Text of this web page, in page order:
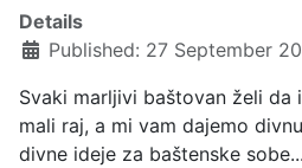
Details
Published: 27 September
Svaki marljivi baštovan želi
mali raj, a mi vam dajemo
divne ideje za baštenske sobe...